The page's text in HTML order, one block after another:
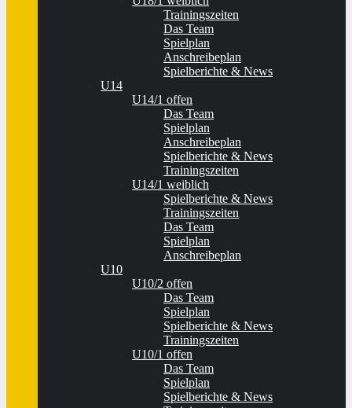
Trainingszeiten
Das Team
Spielplan
Anschreibeplan
Spielberichte & News
U14
U14/1 offen
Das Team
Spielplan
Anschreibeplan
Spielberichte & News
Trainingszeiten
U14/1 weiblich
Spielberichte & News
Trainingszeiten
Das Team
Spielplan
Anschreibeplan
U10
U10/2 offen
Das Team
Spielplan
Spielberichte & News
Trainingszeiten
U10/1 offen
Das Team
Spielplan
Spielberichte & News